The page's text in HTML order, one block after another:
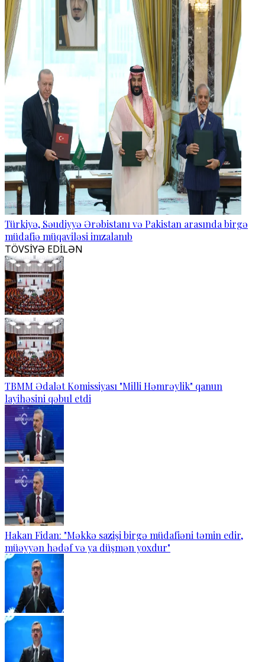
Türkiyə, Səudiyyə Ərəbistanı və Pakistan arasında birgə
müdafiə müqaviləsi imzalanıb
TÖVSİYƏ EDİLƏN
TBMM Ədalət Komissiyası "Milli Həmrəylik" qanun
layihəsini qəbul etdi
Hakan Fidan: "Məkkə sazişi birgə müdafiəni təmin edir,
müəyyən hədəf və ya düşmən yoxdur"